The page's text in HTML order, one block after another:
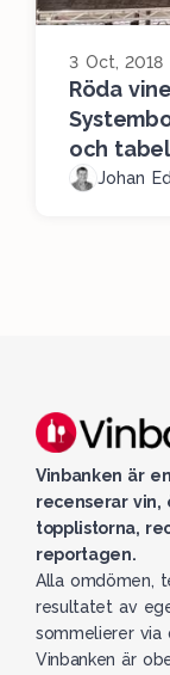
3 Oct, 2018
Röda
och
Johan
Vinbanken är
recenserar vin,
topplistorna,
reportagen.
Alla omdömen,
resultatet av
sommelierer via
Vinbanken är